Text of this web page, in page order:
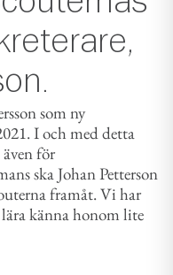
som ny
I och med detta
för
ska Johan Petterson
framåt. Vi har
känna honom lite